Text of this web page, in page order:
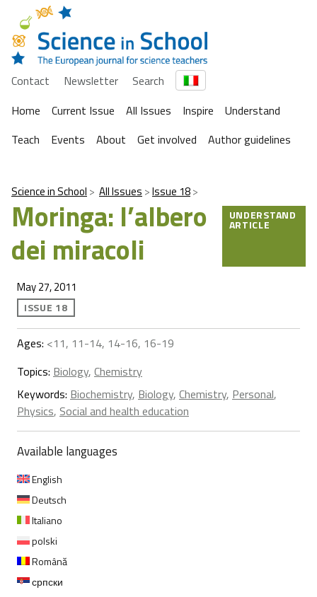
Contact Newsletter
Search
Home
Current Issue All Issues Inspire
Understand
Teach
Events About Get involved Author guidelines
Science in School All Issues Issue 18
Moringa: l’albero
dei miracoli
UNDERSTAND
ARTICLE
May 27, 2011
ISSUE 18
Ages: <11, 11-14, 14-16, 16-19
Topics: Biology, Chemistry
Keywords: Biochemistry, Biology, Chemistry, Personal,
Physics, Social and health education
Available languages
English
Deutsch
Italiano
polski
Română
српски